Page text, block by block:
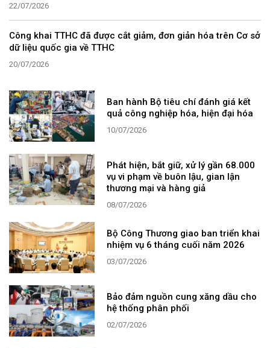
22/07/2026
Công khai TTHC đã được cắt giảm, đơn giản hóa trên Cơ sở
dữ liệu quốc gia về TTHC
20/07/2026
Ban hành Bộ tiêu chí đánh giá kết
quả công nghiệp hóa, hiện đại hóa
10/07/2026
Phát hiện, bắt giữ, xử lý gần 68.000
vụ vi phạm về buôn lậu, gian lận
thương mại và hàng giả
08/07/2026
Bộ Công Thương giao ban triển khai
nhiệm vụ 6 tháng cuối năm 2026
03/07/2026
Bảo đảm nguồn cung xăng dầu cho
hệ thống phân phối
02/07/2026